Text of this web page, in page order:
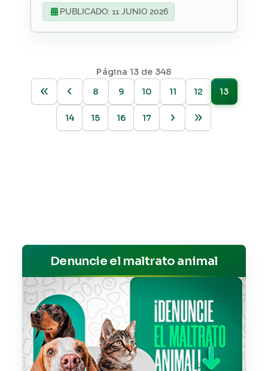
PUBLICADO: 11 JUNIO 2026
Página 13 de 348
8
9 10 11 12 13
14 15 16 17
Denuncie el maltrato animal